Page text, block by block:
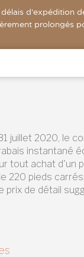
d'expédition
prolongés
juillet 2020, le
instantané
tout achat d'un
220 pieds
prix de détail